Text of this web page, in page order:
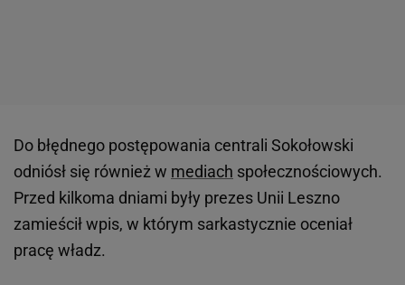
Do błędnego postępowania centrali Sokołowski
odniósł się również w mediach społecznościowych.
Przed kilkoma dniami były prezes Unii Leszno
zamieścił wpis, w którym sarkastycznie oceniał
pracę władz.